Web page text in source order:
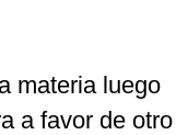
materia luego
a favor de otro